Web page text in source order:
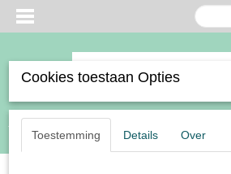
Inloggen Registreren
Cookies toestaan Opties
Toestemming Details Over